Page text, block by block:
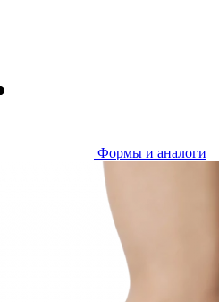
Формы и аналоги